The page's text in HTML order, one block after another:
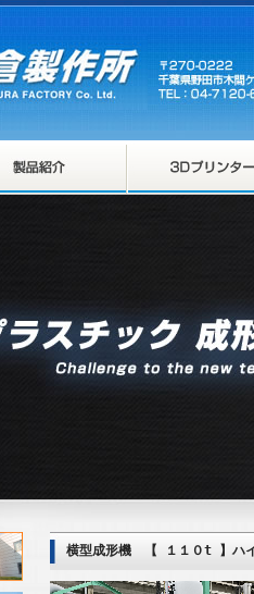
横型成形機 【 １１０t 】ハ